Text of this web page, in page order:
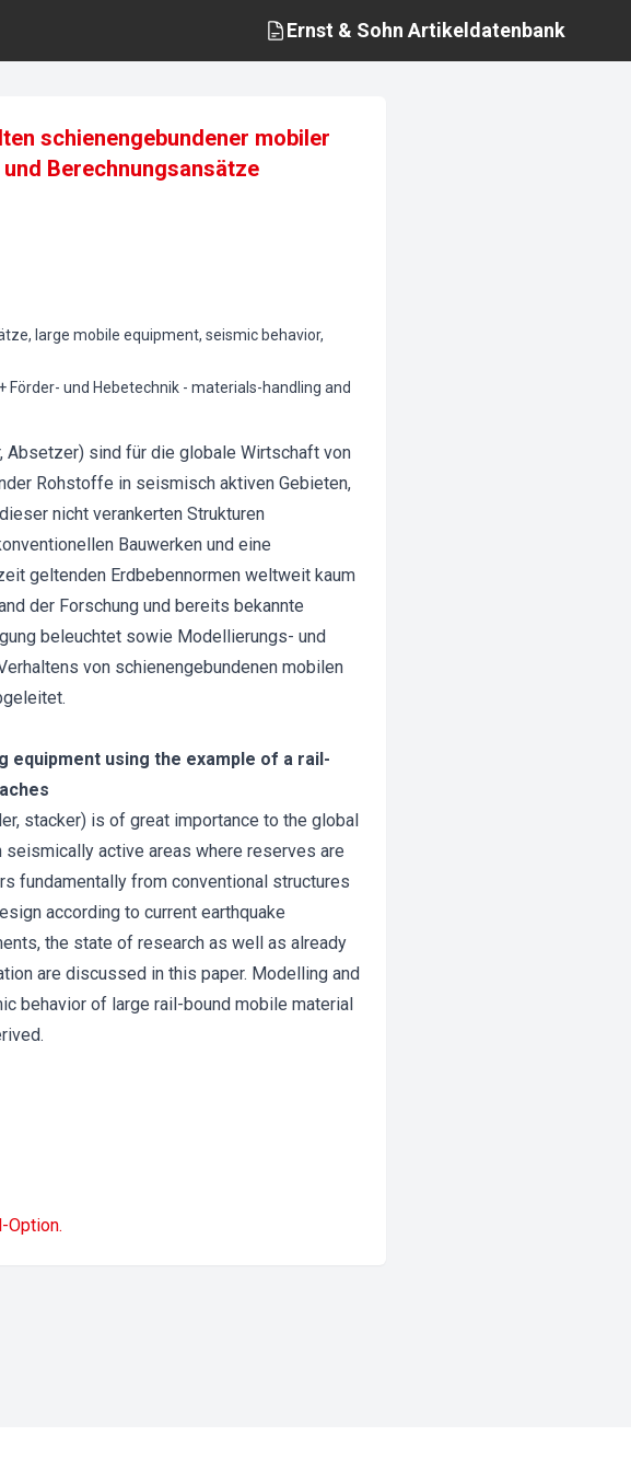
Ernst & Sohn Artikeldatenbank
schienengebundener mobiler
Berechnungsansätze
large mobile equipment, seismic behavior,
und Hebetechnik - materials-handling and
Absetzer) sind für die globale Wirtschaft von
Rohstoffe in seismisch aktiven Gebieten,
nicht verankerten Strukturen
Bauwerken und eine
geltenden Erdbebennormen weltweit kaum
der Forschung und bereits bekannte
beleuchtet sowie Modellierungs- und
von schienengebundenen mobilen
using the example of a rail-
stacker) is of great importance to the global
active areas where reserves are
fundamentally from conventional structures
according to current earthquake
the state of research as well as already
are discussed in this paper. Modelling and
behavior of large rail-bound mobile material
Option.